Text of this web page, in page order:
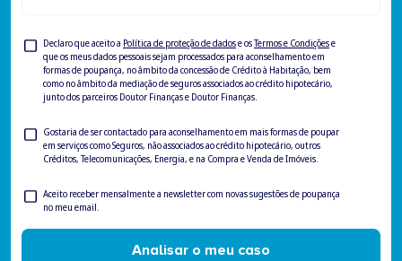
Privacy
Check
Declaro que aceito a Política de proteção de dadose osTermos e Condiçõese
que os meus dados pessoais sejam processados para aconselhamento em
formas de poupança, no âmbito da concessão de Crédito à Habitação, bem
como no âmbito da mediação de seguros associados ao crédito hipotecário,
junto dos parceiros Doutor Finanças e Doutor Finanças.
Privacy
Check
Gostaria de ser contactado para aconselhamento em mais formas de poupar
em serviços como Seguros, não associados ao crédito hipotecário, outros
Créditos, Telecomunicações, Energia, e na Compra e Venda de Imóveis.
Newsletter
Check
Aceito receber mensalmente a newsletter com novas sugestões de poupança
no meu email.
Analisar o meu caso